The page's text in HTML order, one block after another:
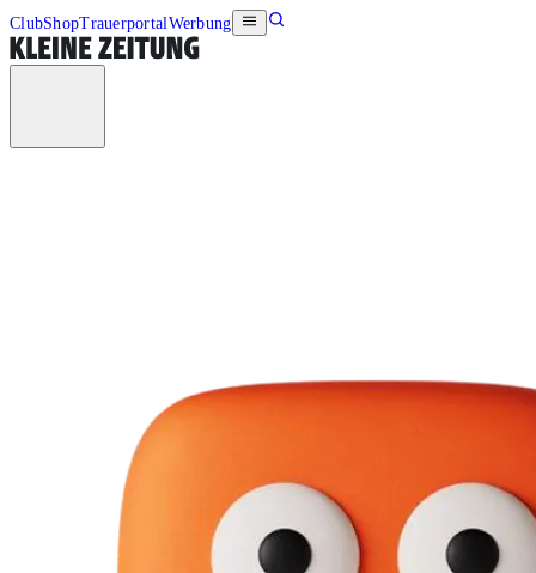
ClubShopTrauerportalWerbung